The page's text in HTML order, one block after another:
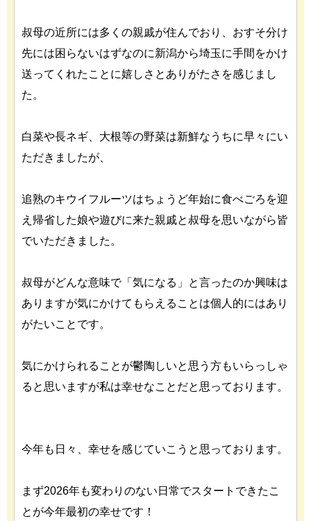
叔母の近所には多くの親戚が住んでおり、おすそ分け
先には困らないはずなのに新潟から埼玉に手間をかけ
送ってくれたことに嬉しさとありがたさを感じまし
た。
白菜や長ネギ、大根等の野菜は新鮮なうちに早々にい
ただきましたが、
追熟のキウイフルーツはちょうど年始に食べごろを迎
え帰省した娘や遊びに来た親戚と叔母を思いながら皆
でいただきました。
叔母がどんな意味で「気になる」と言ったのか興味は
ありますが気にかけてもらえることは個人的にはあり
がたいことです。
気にかけられることが鬱陶しいと思う方もいらっしゃ
ると思いますが私は幸せなことだと思っております。
今年も日々、幸せを感じていこうと思っております。
まず2026年も変わりのない日常でスタートできたこ
とが今年最初の幸せです！